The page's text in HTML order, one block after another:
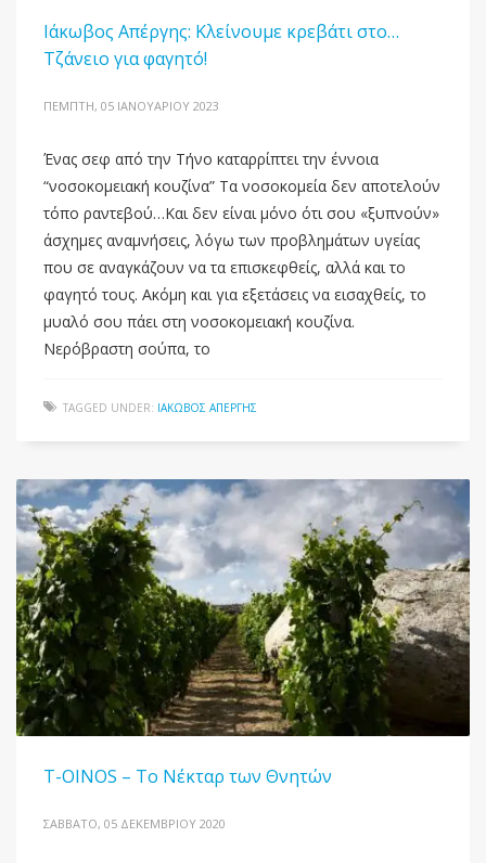
Ιάκωβος Απέργης: Κλείνουμε κρεβάτι στο…
Τζάνειο για φαγητό!
ΠΈΜΠΤΗ, 05 ΙΑΝΟΥΑΡΊΟΥ 2023
Ένας σεφ από την Τήνο καταρρίπτει την έννοια
“νοσοκομειακή κουζίνα” Τα νοσοκομεία δεν αποτελούν
τόπο ραντεβού…Και δεν είναι μόνο ότι σου «ξυπνούν»
άσχημες αναμνήσεις, λόγω των προβλημάτων υγείας
που σε αναγκάζουν να τα επισκεφθείς, αλλά και το
φαγητό τους. Ακόμη και για εξετάσεις να εισαχθείς, το
μυαλό σου πάει στη νοσοκομειακή κουζίνα.
Νερόβραστη σούπα, το
TAGGED UNDER: ΙΆΚΩΒΟΣ ΑΠΈΡΓΗΣ
T-OINOS – Το Νέκταρ των Θνητών
ΣΆΒΒΑΤΟ, 05 ΔΕΚΕΜΒΡΊΟΥ 2020